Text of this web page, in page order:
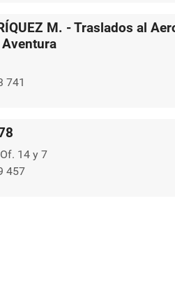
M. - Traslados al
741
14 y 7
457